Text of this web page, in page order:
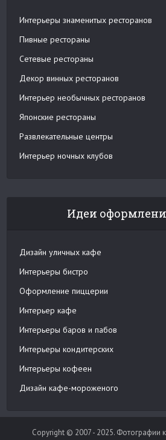
Интерьеры знаменитых ресторанов
Пивные рестораны
Сетевые рестораны
Декор винных ресторанов
Интерьер необычных ресторанов
Японские рестораны
Развлекательные центры
Интерьер ночных клубов
Идеи
Дизайн уличных кафе
Интерьеры бистро
Оформление пиццерии
Интерьер кафе
Интерьеры баров и пабов
Интерьеры кондитерских
Интерьеры кофеен
Дизайн кафе-мороженого
Copyright © 2007 - 2025. Фотографии